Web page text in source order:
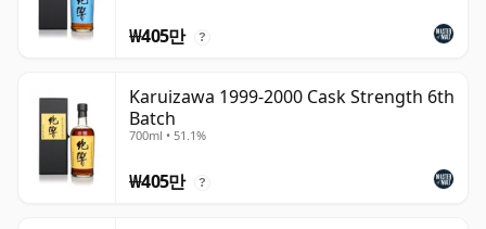
₩405만 ?
Karuizawa 1999-2000 Cask Strength 6th
Batch
700ml • 51.1%
₩405만 ?